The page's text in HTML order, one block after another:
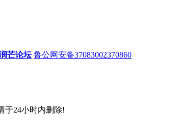
芒论坛 鲁公网安备37083002370860
于24小时内删除!